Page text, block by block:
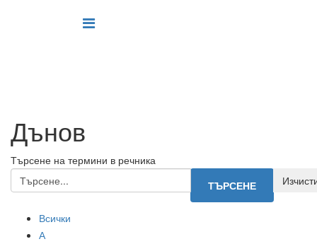
Дънов
Търсене на термини в речника
Всички
А